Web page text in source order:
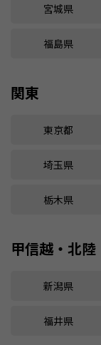
宮城県
福島県
関東
東京都
埼玉県
栃木県
甲信越・北陸
新潟県
福井県